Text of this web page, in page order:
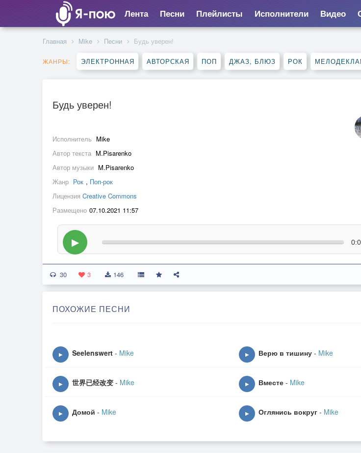
Лента Песни Плейлисты Исполнители Видео
Главная Mike Песни Будь уверен!
ЖАНРЫ: ЭЛЕКТРОННАЯ АВТОРСКАЯ ПОП ДЖАЗ, БЛЮЗ РОК
Будь уверен!
Исполнитель Mike
Автор текста M.Pisarenko
Автор музыки M.Pisarenko
Жанр Рок , Поп-рок
Лицензия Creative Commons
Размещено 07.10.2021 11:57
▶
30 3 146
ПОХОЖИЕ ПЕСНИ
▶ Seelenswert - Mike ▶ Верю в тишину - Mike
▶ 世界已经改变 - Mike ▶ Вместе - Mike
▶ Домой - Mike ▶ Оглянись вокруг - Mike